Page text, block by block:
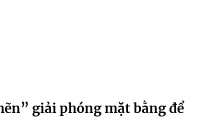
Infographic
giải phóng mặt bằng để